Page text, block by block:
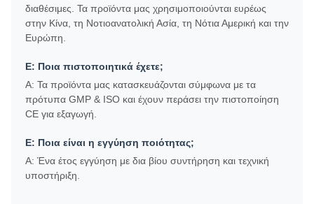
διαθέσιμες. Τα προϊόντα μας χρησιμοποιούνται ευρέως
στην Κίνα, τη Νοτιοανατολική Ασία, τη Νότια Αμερική και την
Ευρώπη.
Ε: Ποια πιστοποιητικά έχετε;
Α: Τα προϊόντα μας κατασκευάζονται σύμφωνα με τα
πρότυπα GMP & ISO και έχουν περάσει την πιστοποίηση
CE για εξαγωγή.
Ε: Ποια είναι η εγγύηση ποιότητας;
Α: Ένα έτος εγγύηση με δια βίου συντήρηση και τεχνική
υποστήριξη.